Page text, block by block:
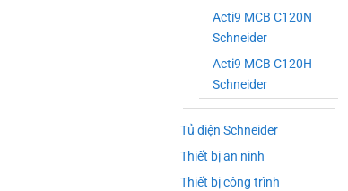
Acti9 MCB C120N
Schneider
Acti9 MCB C120H
Schneider
Tủ điện Schneider
Thiết bị an ninh
Thiết bị công trình